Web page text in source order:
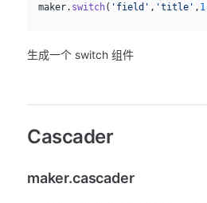
  maker.
switch( 'field' , 'title' , 1
生成一个 switch 组件
Cascader
maker.cascader